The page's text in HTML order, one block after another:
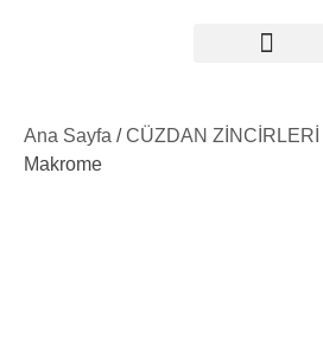
Ana Sayfa /CÜZDAN ZİNCİRLERİ
Makrome